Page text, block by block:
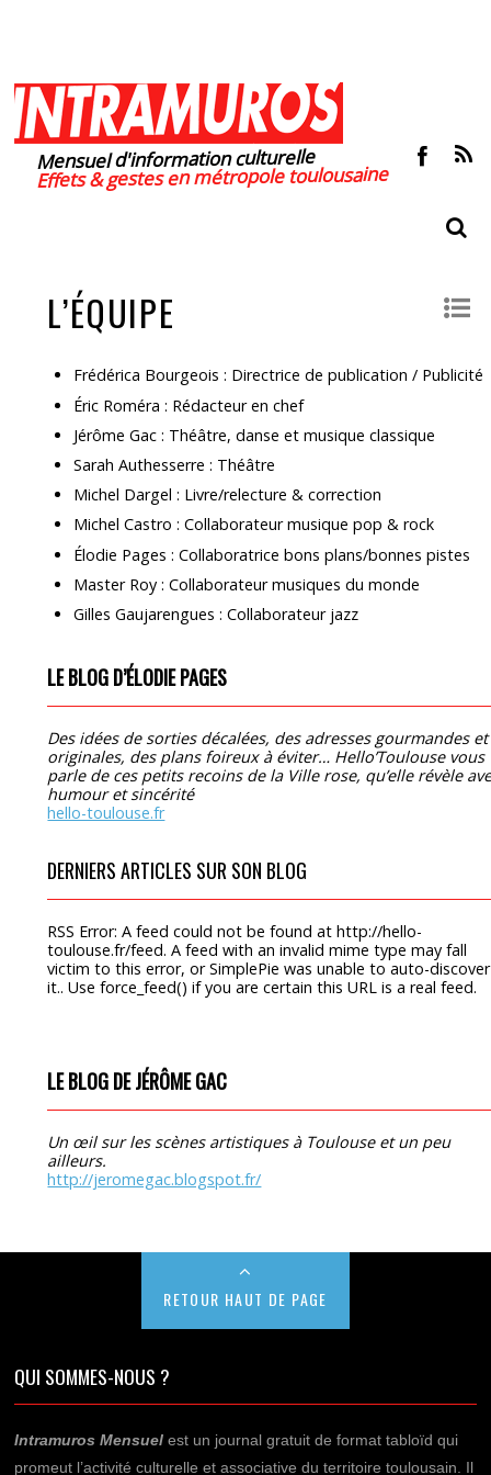
Mensuel d'information culturelle
Effets & gestes en métropole toulousaine
L’ÉQUIPE
Frédérica Bourgeois : Directrice de publication / Publicité
Éric Roméra : Rédacteur en chef
Jérôme Gac : Théâtre, danse et musique classique
Sarah Authesserre : Théâtre
Michel Dargel : Livre/relecture & correction
Michel Castro : Collaborateur musique pop & rock
Élodie Pages : Collaboratrice bons plans/bonnes pistes
Master Roy : Collaborateur musiques du monde
Gilles Gaujarengues : Collaborateur jazz
LE BLOG D’ÉLODIE PAGES
Des idées de sorties décalées, des adresses gourmandes et
originales, des plans foireux à éviter… Hello’Toulouse vous
parle de ces petits recoins de la Ville rose, qu’elle révèle
humour et sincérité
hello-toulouse.fr
DERNIERS ARTICLES SUR SON BLOG
RSS Error: A feed could not be found at http://hello-
toulouse.fr/feed. A feed with an invalid mime type may fall
victim to this error, or SimplePie was unable to auto-discover
it.. Use force_feed() if you are certain this URL is a real feed.
LE BLOG DE JÉRÔME GAC
Un œil sur les scènes artistiques à Toulouse et un peu
ailleurs.
http://jeromegac.blogspot.fr/
RETOUR HAUT DE PAGE
QUI SOMMES-NOUS ?
Intramuros Mensuel est un journal gratuit de format tabloïd qui
promeut l’activité culturelle et associative du territoire toulousain. Il